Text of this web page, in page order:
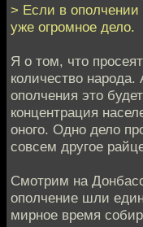
> Если в ополчении
уже огромное дело.
Я о том, что
количество
ополчения это
концентрация
оного. Одно дело
совсем другое
Смотрим на
ополчение шли
мирное время